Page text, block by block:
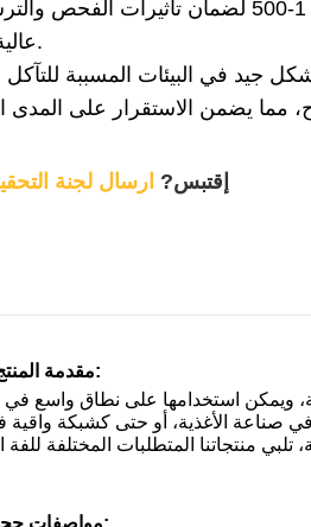
عالية الدقة.
إقتبس? ارسال لجنة
مقدمة المنتج لشبكة الأسلاك الفولاذية الدقيقة:
شوغوانغ بمرونة عالية، ويمكن استخدامها على
صناعة الأغذية، أو حتى كشبكة واقية
مواصفات حجم شبكة الأسلاك الفولاذية الدقيقة: